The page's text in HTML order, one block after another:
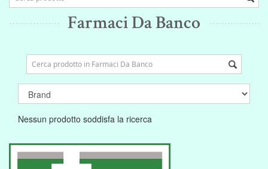
Farmaci Da Banco
Nessun prodotto soddisfa la ricerca